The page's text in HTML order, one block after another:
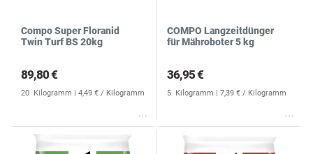
Compo Super Floranid
Twin Turf BS 20kg
89,80 €
20 Kilogramm | 4,49 € / Kilogramm
COMPO Langzeitdünger
für Mähroboter 5 kg
36,95 €
5 Kilogramm | 7,39 € / Kilogramm